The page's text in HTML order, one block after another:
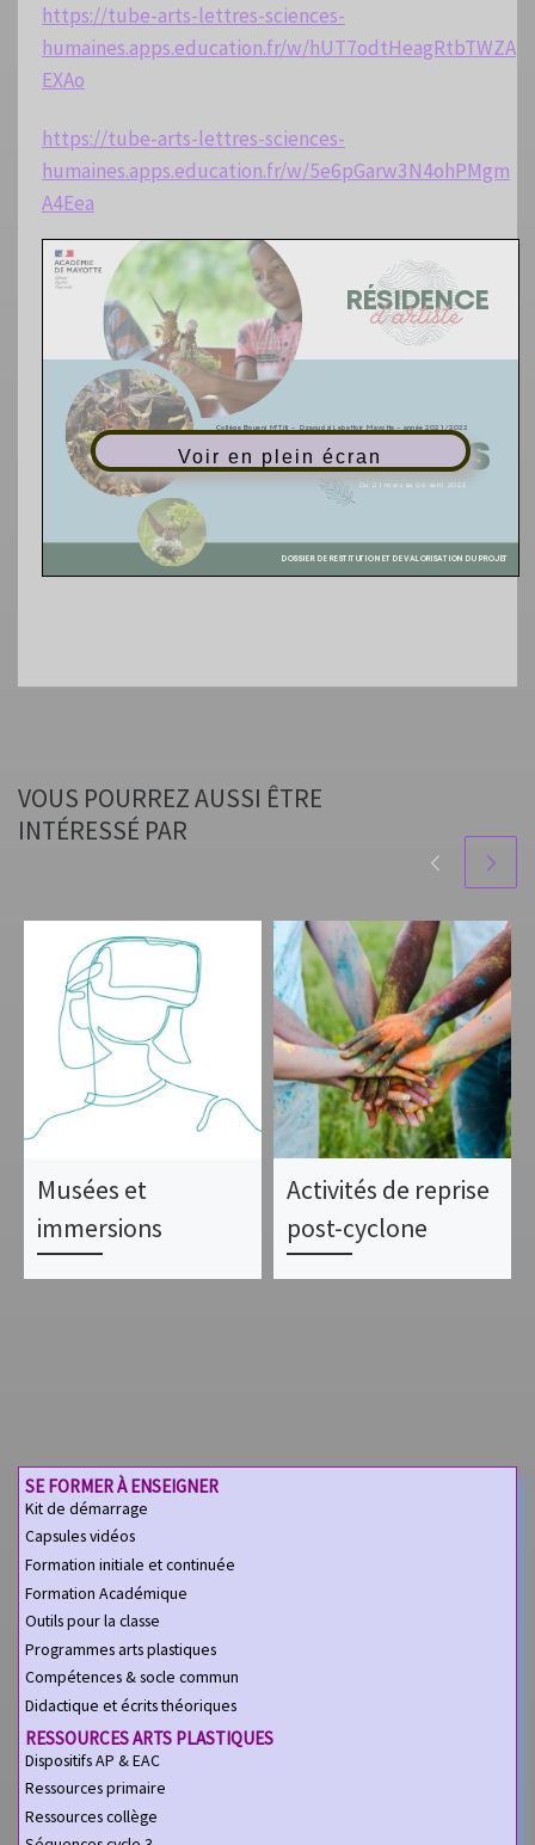
https://tube-arts-lettres-sciences-
humaines.apps.education.fr/w/hUT7odtHeagRtbTWZA
EXAo
https://tube-arts-lettres-sciences-
humaines.apps.education.fr/w/5e6pGarw3N4ohPMgm
A4Eea
Voir en plein écran
VOUS POURREZ AUSSI ÊTRE
INTÉRESSÉ PAR
Musées et
immersions
Activités de reprise
post-cyclone
SE FORMER À ENSEIGNER
Kit de démarrage
Capsules vidéos
Formation initiale et continuée
Formation Académique
Outils pour la classe
Programmes arts plastiques
Compétences & socle commun
Didactique et écrits théoriques
RESSOURCES ARTS PLASTIQUES
Dispositifs AP & EAC
Ressources primaire
Ressources collège